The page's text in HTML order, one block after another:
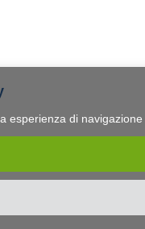
esperienza di